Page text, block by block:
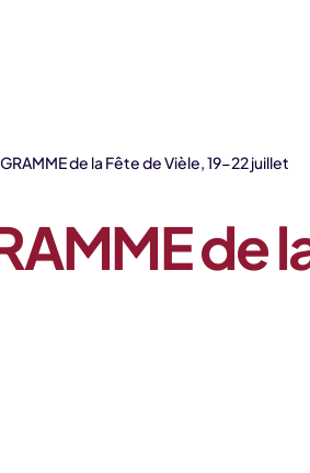
de la Fête de Vièle, 19-22 juillet
de